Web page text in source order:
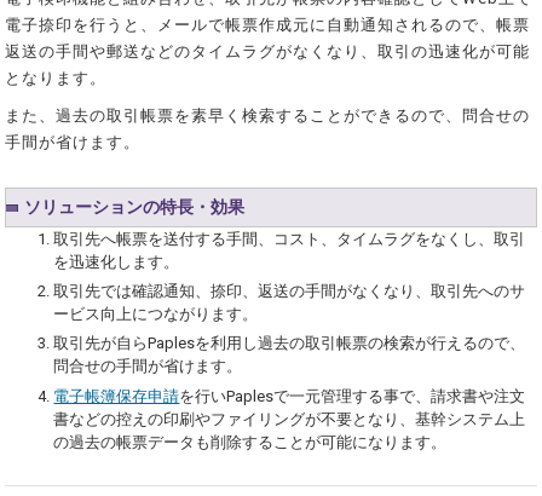
電子捺印を行うと、メールで帳票作成元に自動通知されるので、帳票
返送の手間や郵送などのタイムラグがなくなり、取引の迅速化が可能
となります。
また、過去の取引帳票を素早く検索することができるので、問合せの
手間が省けます。
ソリューションの特長・効果
取引先へ帳票を送付する手間、コスト、タイムラグをなくし、取引
を迅速化します。
取引先では確認通知、捺印、返送の手間がなくなり、取引先へのサ
ービス向上につながります。
取引先が自らPaplesを利用し過去の取引帳票の検索が行えるので、
問合せの手間が省けます。
電子帳簿保存申請を行いPaplesで一元管理する事で、請求書や注文
書などの控えの印刷やファイリングが不要となり、基幹システム上
の過去の帳票データも削除することが可能になります。